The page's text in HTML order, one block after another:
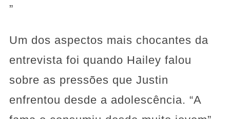
”
Um dos aspectos mais chocantes da
entrevista foi quando Hailey falou
sobre as pressões que Justin
enfrentou desde a adolescência. “A